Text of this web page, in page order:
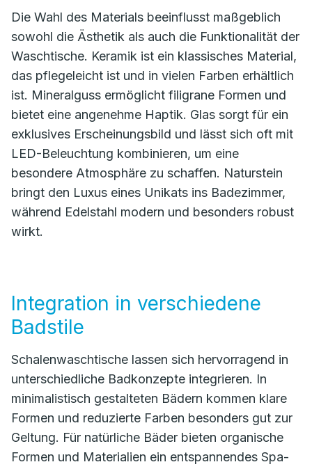
Die Wahl des Materials beeinflusst maßgeblich
sowohl die Ästhetik als auch die Funktionalität der
Waschtische. Keramik ist ein klassisches Material,
das pflegeleicht ist und in vielen Farben erhältlich
ist. Mineralguss ermöglicht filigrane Formen und
bietet eine angenehme Haptik. Glas sorgt für ein
exklusives Erscheinungsbild und lässt sich oft mit
LED-Beleuchtung kombinieren, um eine
besondere Atmosphäre zu schaffen. Naturstein
bringt den Luxus eines Unikats ins Badezimmer,
während Edelstahl modern und besonders robust
wirkt.
Integration in verschiedene
Badstile
Schalenwaschtische lassen sich hervorragend in
unterschiedliche Badkonzepte integrieren. In
minimalistisch gestalteten Bädern kommen klare
Formen und reduzierte Farben besonders gut zur
Geltung. Für natürliche Bäder bieten organische
Formen und Materialien ein entspannendes Spa-